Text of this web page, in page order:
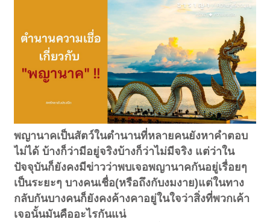
พญานาคเป็นสัตว์ในตำนานที่หลายคนยังหาคำตอบ
ไม่ได้ บ้างก็ว่ามีอยู่จริงบ้างก็ว่าไม่มีจริง แต่ว่าใน
ปัจจุบันก็ยังคงมีข่าวว่าพบเจอพญานาคกันอยู่เรื่อยๆ
เป็นระยะๆ บางคนเชื่อ(หรือถึงกับงมงาย)แต่ในทาง
กลับกันบางคนก็ยังคงค้างคาอยู่ในใจว่าสิ่งที่พวกเค้า
เจอนั้นมันคืออะไรกันแน่